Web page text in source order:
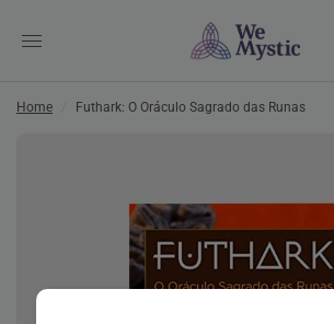
Home Futhark: O Oráculo Sagrado das Runas